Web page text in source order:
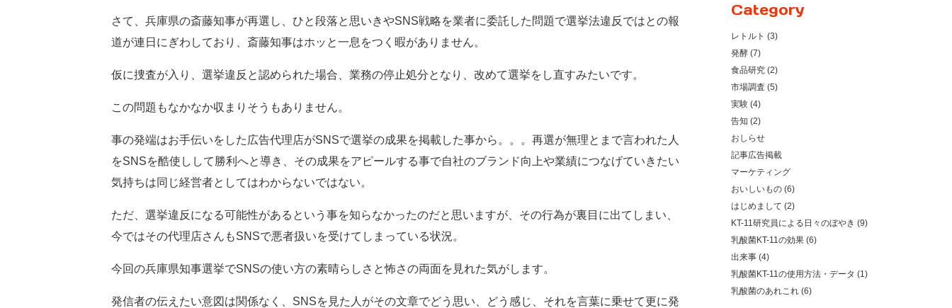
さて、兵庫県の斎藤知事が再選し、ひと段落と思いきやSNS戦略を業者に委託した問題で選挙法違反ではとの報
道が連日にぎわしており、斎藤知事はホッと一息をつく暇がありません。
仮に捜査が入り、選挙違反と認められた場合、業務の停止処分となり、改めて選挙をし直すみたいです。
この問題もなかなか収まりそうもありません。
事の発端はお手伝いをした広告代理店がSNSで選挙の成果を掲載した事から。。。再選が無理とまで言われた人
をSNSを酷使しして勝利へと導き、その成果をアピールする事で自社のブランド向上や業績につなげていきたい
気持ちは同じ経営者としてはわからないではない。
ただ、選挙違反になる可能性があるという事を知らなかったのだと思いますが、その行為が裏目に出てしまい、
今ではその代理店さんもSNSで悪者扱いを受けてしまっている状況。
今回の兵庫県知事選挙でSNSの使い方の素晴らしさと怖さの両面を見れた気がします。
発信者の伝えたい意図は関係なく、SNSを見た人がその文章でどう思い、どう感じ、それを言葉に乗せて更に発
Category
レトルト (3)
発酵 (7)
食品研究 (2)
市場調査 (5)
実験 (4)
告知 (2)
おしらせ
記事広告掲載
マーケティング
おいしいもの (6)
はじめまして (2)
KT-11研究員による日々のぼやき (9)
乳酸菌KT-11の効果 (6)
出来事 (4)
乳酸菌KT-11の使用方法・データ (1)
乳酸菌のあれこれ (6)